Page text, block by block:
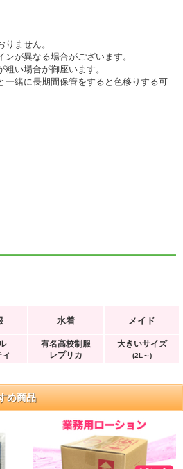
ません。
が異なる場合がございます。
い場合が御座います。
一緒に長期間保管をすると色移りする可
水着 メイド
有名高校制服
レプリカ
大きいサイズ
(2L～)
め商品